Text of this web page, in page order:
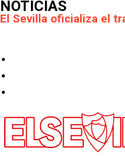
NOTICIAS
El Sevilla oficializa el
Miguel Sierra: La
trabajamos con ilusión
Diomande ya es
OFICIAL | Juanlu se